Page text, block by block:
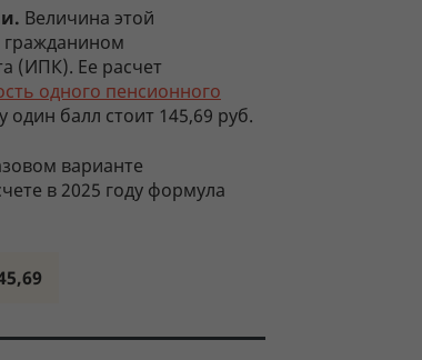
Величина этой
гражданином
(ИПК). Ее расчет
одного пенсионного
балл стоит 145,69 руб.
варианте
в 2025 году формула